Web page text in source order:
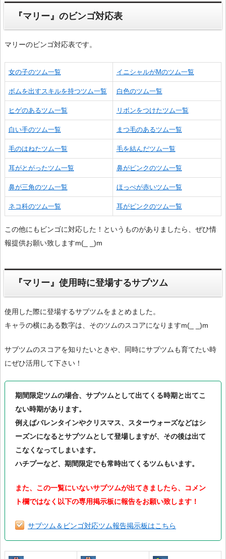
『マリー』のビンゴ対応表
マリーのビンゴ対応表です。
女の子のツム一覧 イニシャルがMのツム一覧
ボムを出すスキルを持つツム一覧 白色のツム一覧
ヒゲのあるツム一覧 リボンをつけたツム一覧
白い手のツム一覧 まつ毛のあるツム一覧
毛のはねたツム一覧 毛を結んだツム一覧
耳がとがったツム一覧 鼻がピンクのツム一覧
鼻が三角のツム一覧 ほっぺが赤いツム一覧
ネコ科のツム一覧 耳がピンクのツム一覧
この他にもビンゴに対応した！というものがありましたら、ぜひ情
報提供お願い致しますm(_ _)m
『マリー』使用時に登場するサブツム
使用した際に登場するサブツムをまとめました。
キャラの横にある数字は、そのツムのスコアになりますm(_ _)m
サブツムのスコアを知りたいときや、同時にサブツムも育てたい時
にぜひ活用して下さい！
期間限定ツムの場合、サブツムとして出てくる時期と出てこ
ない時期があります。
例えばバレンタインやクリスマス、スターウォーズなどはシ
ーズンになるとサブツムとして登場しますが、その後は出て
こなくなってしまいます。
ハチプーなど、期間限定でも常時出てくるツムもいます。
また、この一覧にいないサブツムが出てきましたら、コメン
ト欄ではなく以下の専用掲示板に報告をお願い致します！
サブツム＆ビンゴ対応ツム報告掲示板はこちら